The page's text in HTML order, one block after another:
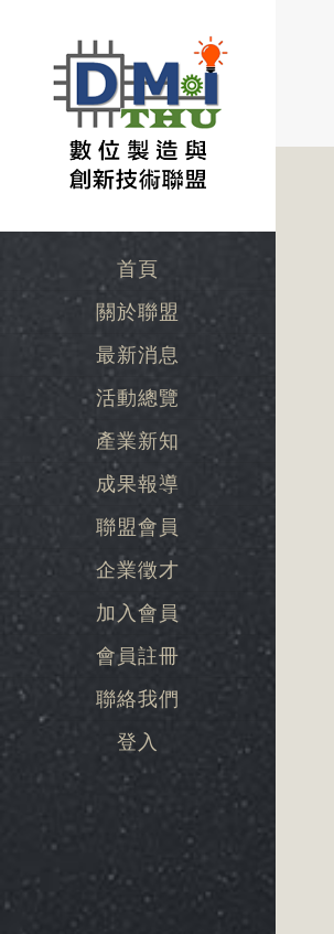
首頁
關於聯盟
最新消息
活動總覽
產業新知
成果報導
聯盟會員
企業徵才
加入會員
會員註冊
聯絡我們
登入